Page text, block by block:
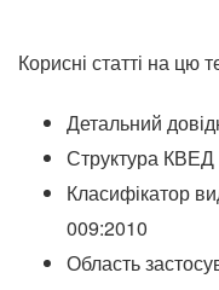
Корисні статті на цю
Детальний
Структура КВЕД
Класифікатор
009:2010
Область